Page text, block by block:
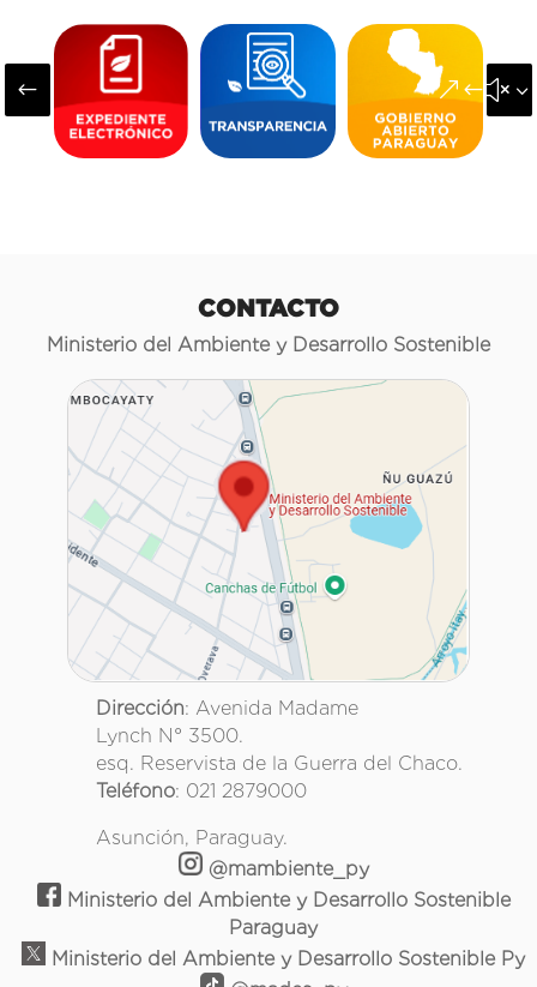
#
CONTACTO
Ministerio del Ambiente y Desarrollo Sostenible
Dirección: Avenida Madame
Lynch N° 3500.
esq. Reservista de la Guerra del Chaco.
Teléfono: 021 2879000
Asunción, Paraguay.
@mambiente_py
Ministerio del Ambiente y Desarrollo Sostenible
Paraguay
Ministerio del Ambiente y Desarrollo Sostenible Py